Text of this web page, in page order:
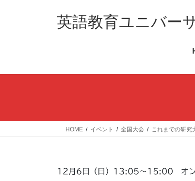
ス
ン
英語教育ユニバー
HOME イベント 全国大会 これまでの研究
12月6日（日）13:05～15:00 オ